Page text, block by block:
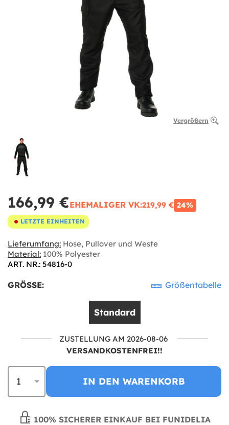
Vergrößern
166,99 €EHEMALIGER VK:219,99 € 24%
LETZTE EINHEITEN
Lieferumfang: Hose, Pullover und Weste
Material: 100% Polyester
ART. NR.: 54816-0
GRÖSSE: Größentabelle
Standard
ZUSTELLUNG AM 2026-08-06
VERSANDKOSTENFREI!!
IN DEN WARENKORB
100% SICHERER EINKAUF BEI FUNIDELIA